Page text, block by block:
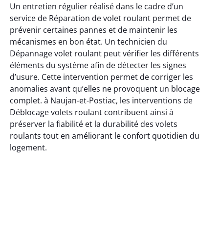
Un entretien régulier réalisé dans le cadre d’un
service de Réparation de volet roulant permet de
prévenir certaines pannes et de maintenir les
mécanismes en bon état. Un technicien du
Dépannage volet roulant peut vérifier les différents
éléments du système afin de détecter les signes
d’usure. Cette intervention permet de corriger les
anomalies avant qu’elles ne provoquent un blocage
complet. à Naujan-et-Postiac, les interventions de
Déblocage volets roulant contribuent ainsi à
préserver la fiabilité et la durabilité des volets
roulants tout en améliorant le confort quotidien du
logement.